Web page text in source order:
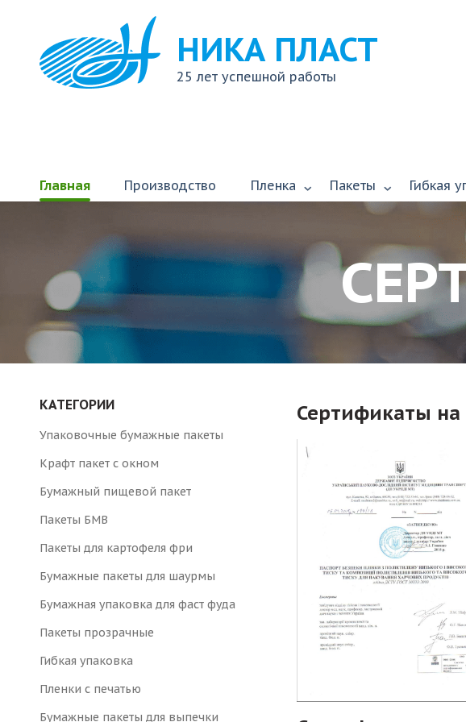
НИКА ПЛАСТ
25 лет успешной работы
Главная Производство Пленка Пакеты Гибкая
Сертификаты на
КАТЕГОРИИ
Упаковочные бумажные пакеты
Крафт пакет с окном
Бумажный пищевой пакет
Пакеты БМВ
Пакеты для картофеля фри
Бумажные пакеты для шаурмы
Бумажная упаковка для фаст фуда
Пакеты прозрачные
Гибкая упаковка
Пленки с печатью
Бумажные пакеты для выпечки